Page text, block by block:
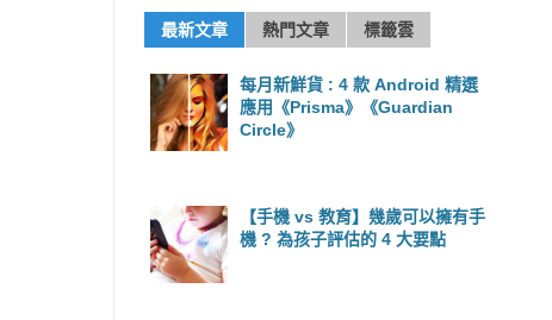
最新文章 熱門文章 標籤雲
每月新鮮貨 : 4 款 Android 精選
應用《Prisma》《Guardian
Circle》
【手機 vs 教育】幾歲可以擁有手
機 ? 為孩子評估的 4 大要點